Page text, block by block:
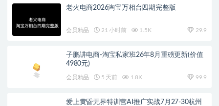
老火电商2026淘宝万相台四期完整版
会员精品 21 小时前 1.5K 29.9
子鹏讲电商-淘宝私家班26年8月重磅更新(价值
4980元)
会员精品 5 天前 1.8K 99.9
爱上黄昏无界特训营AI推广实战7月27-30杭州